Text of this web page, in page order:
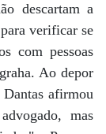
descartam a
verificar se
com pessoas
Ao depor
afirmou
mas